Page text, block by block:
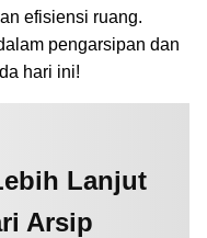
efisiensi ruang.
pengarsipan dan
hari ini!
Lanjut
Arsip